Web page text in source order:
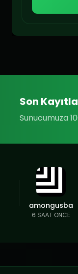
Son
Sunucumuza
amongusba
6 SAAT ÖNCE